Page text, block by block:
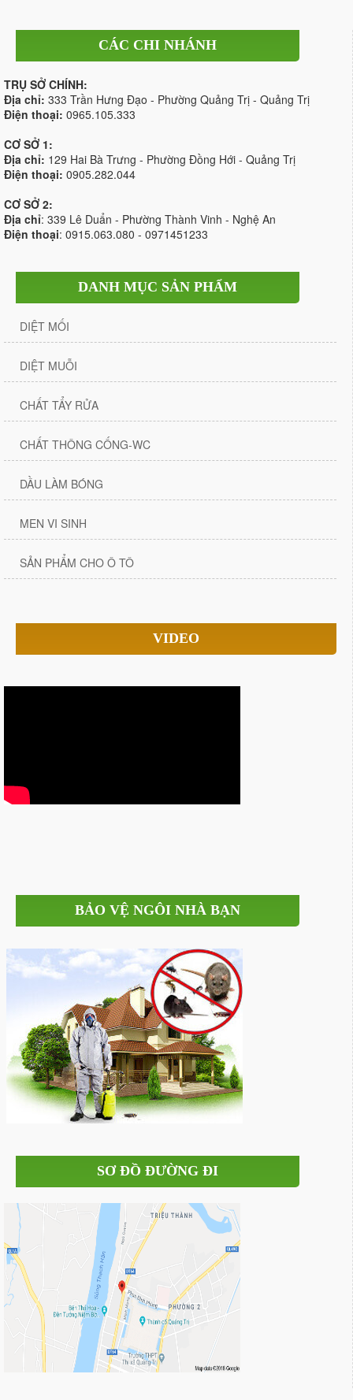
CÁC CHI NHÁNH
TRỤ SỞ CHÍNH:
Địa chỉ: 333 Trần Hưng Đạo - Phường Quảng Trị - Quảng Trị
Điện thoại: 0965.105.333
CƠ SỞ 1:
Địa chỉ: 129 Hai Bà Trưng - Phường Đồng Hới - Quảng Trị
Điện thoại: 0905.282.044
CƠ SỞ 2:
Địa chỉ: 339 Lê Duẩn - Phường Thành Vinh - Nghệ An
Điện thoại: 0915.063.080 - 0971451233
DANH MỤC SẢN PHẨM
DIỆT MỐI
DIỆT MUỖI
CHẤT TẨY RỬA
CHẤT THÔNG CỐNG-WC
DẦU LÀM BÓNG
MEN VI SINH
SẢN PHẨM CHO Ô TÔ
VIDEO
BẢO VỆ NGÔI NHÀ BẠN
SƠ ĐỒ ĐƯỜNG ĐI